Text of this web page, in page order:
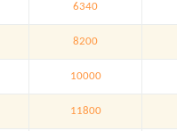
6340
8200
10000
11800